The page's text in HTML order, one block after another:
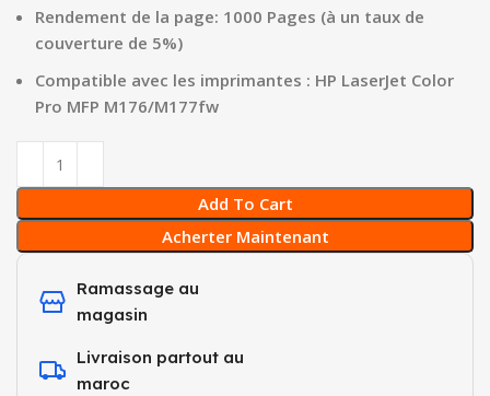
Rendement de la page: 1000 Pages (à un taux de
couverture de 5%)
Compatible avec les imprimantes : HP LaserJet Color
Pro MFP M176/M177fw
Add To Cart
Acherter Maintenant
Ramassage au
magasin
Livraison partout au
maroc